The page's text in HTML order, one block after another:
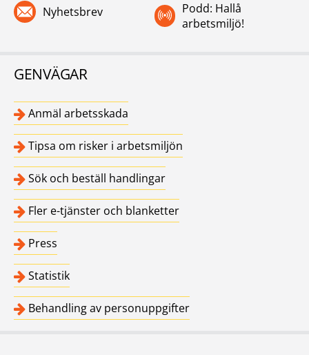
Nyhetsbrev
Podd: Hallå
arbetsmiljö!
GENVÄGAR
Anmäl arbetsskada
Tipsa om risker i arbetsmiljön
Sök och beställ handlingar
Fler e-tjänster och blanketter
Press
Statistik
Behandling av personuppgifter